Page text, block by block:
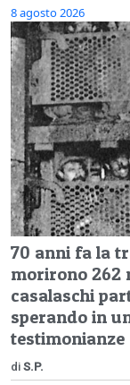
8 agosto 2026
70 anni fa la
morirono 262
casalaschi
sperando in
testimonianze
di S.P.